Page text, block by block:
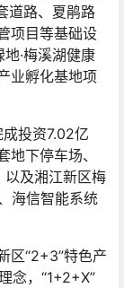
道路、夏鹃路
项目等基础设
·梅溪湖健康
业孵化基地项
投资7.02亿
下停车场、
以及湘江新区梅
海信智能系统
区“2+3”特色产
念，“1+2+X”